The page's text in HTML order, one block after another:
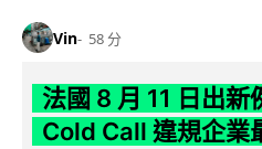
Vin 58 分
法國 8 月 11 日出新
Cold Call 違規企業